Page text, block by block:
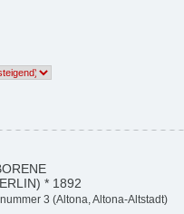
* 1892
3 (Altona, Altona-Altstadt)